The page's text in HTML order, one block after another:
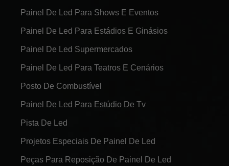
Painel De Led Para Shows E Eventos
Painel De Led Para Estádios E Ginásios
Painel De Led Supermercados
Painel De Led Para Teatros E Cenários
Posto De Combustível
Painel De Led Para Estúdio De Tv
Pista De Led
Projetos Especiais De Painel De Led
Peças Para Reposição De Painel De Led